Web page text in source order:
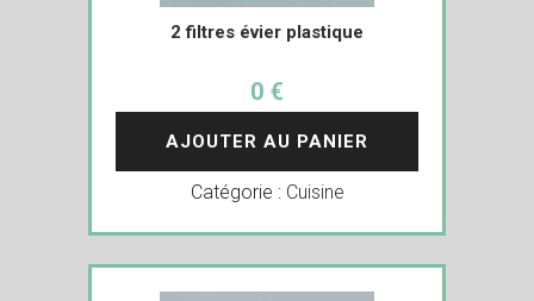
2 filtres évier plastique
0 €
AJOUTER AU PANIER
Catégorie : Cuisine